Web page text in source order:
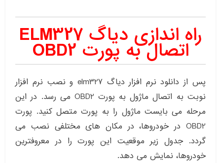
راه اندازی دیاگ ELM327
اتصال به پورت OBD2
پس از دانلود نرم افزار دیاگ elm327 و نصب نرم افزار
نوبت به اتصال ماژول به پورت OBD2 می رسد. در این
مرحله می بایست ماژول را به پورت متصل کنید. پورت
OBD2 در خودروها، در مکان های مختلفی نصب می
گردد. جدول زیر موقعیت این پورت را در معروفترین
خودروها، نمایش می دهد.